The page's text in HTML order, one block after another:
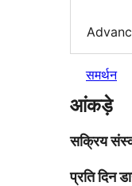
समर्थन
आंकड़े
सक्रिय
प्रति दिन